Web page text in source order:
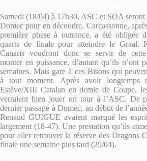
Samedi (18/04) à 17h30, ASC et SOA seront
Domec pour en découdre. Carcassonne,
première phase à outrance, a été obligée
quarts de finale pour atteindre le Graal.
Canaris voudront donc se servir de
monter en puissance, d’autant qu’ils n’ont
semaines. Mais gare à ces Bisons qui
à tout moment. Après avoir longtemps
Estève/XIII Catalan en demie de Coupe,
verraient bien jouer un tour à l’ASC. De
dernier passage à Domec, au début de
Renaud GUIGUE avaient marqué les
largement (18-47). Une prestation qu’ils
pour aller retrouver la réserve des Dragons
finale une semaine plus tard (25/04).